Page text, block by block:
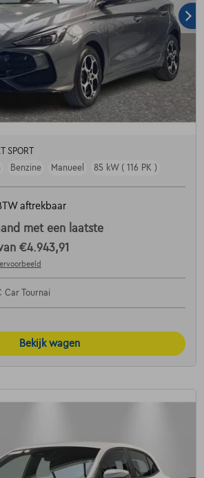
SPORT
Benzine Manueel 85 kW ( 116 PK )
aftrekbaar
met een laatste
€4.943,91
Car Tournai
Bekijk wagen